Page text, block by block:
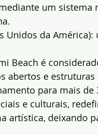
um sistema
Unidos da
Beach é
abertos e
para mais
e culturais,
artística, deixando